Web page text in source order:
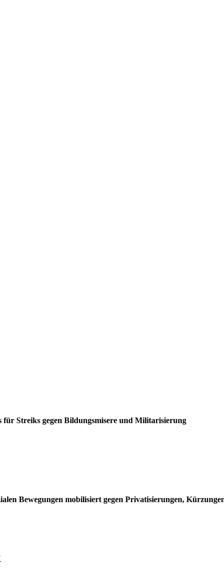
Streiks gegen Bildungsmisere und Militarisierung
Bewegungen mobilisiert gegen Privatisierungen,